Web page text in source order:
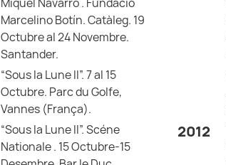
Marcelino Botín. Catàleg. 19
Octubre al 24 Novembre.
Santander.
“Sous la Lune II”. 7 al 15
Octubre. Parc du Golfe,
Vannes (França).
“Sous la Lune II”. Scéne
Nationale . 15 Octubre-15
2012